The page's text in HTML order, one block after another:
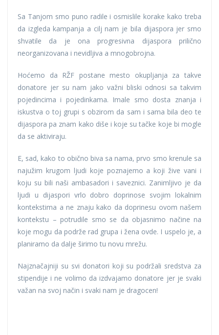
Sa Tanjom smo puno radile i osmislile korake kako treba
da izgleda kampanja a cilj nam je bila dijaspora jer smo
shvatile da je ona progresivna dijaspora prilično
neorganizovana i nevidljiva a mnogobrojna.
Hoćemo da RŽF postane mesto okupljanja za takve
donatore jer su nam jako važni bliski odnosi sa takvim
pojedincima i pojedinkama. Imale smo dosta znanja i
iskustva o toj grupi s obzirom da sam i sama bila deo te
dijaspora pa znam kako diše i koje su tačke koje bi mogle
da se aktiviraju.
E, sad, kako to obično biva sa nama, prvo smo krenule sa
najužim krugom ljudi koje poznajemo a koji žive vani i
koju su bili naši ambasadori i saveznici. Zanimljivo je da
ljudi u dijaspori vrlo dobro doprinose svojim lokalnim
kontekstima a ne znaju kako da doprinesu ovom našem
kontekstu – potrudile smo se da objasnimo načine na
koje mogu da podrže rad grupa i žena ovde. I uspelo je, a
planiramo da dalje širimo tu novu mrežu.
Najznačajniji su svi donatori koji su podržali sredstva za
stipendije i ne volimo da izdvajamo donatore jer je svaki
važan na svoj način i svaki nam je dragocen!